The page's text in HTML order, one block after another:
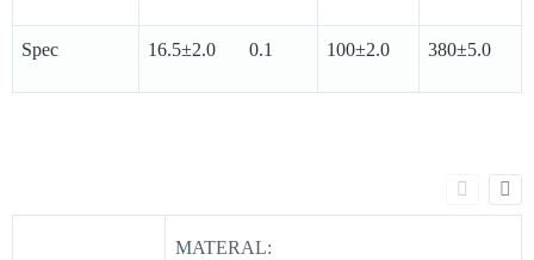
Spec 16.5±2.0 0.1 100±2.0 380±5.0
MATERAL: